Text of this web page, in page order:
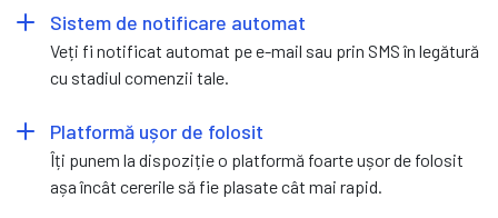
Sistem de notificare automat
Veți fi notificat automat pe e-mail sau prin SMS în legătură
cu stadiul comenzii tale.
Platformă ușor de folosit
Îți punem la dispoziție o platformă foarte ușor de folosit
așa încât cererile să fie plasate cât mai rapid.